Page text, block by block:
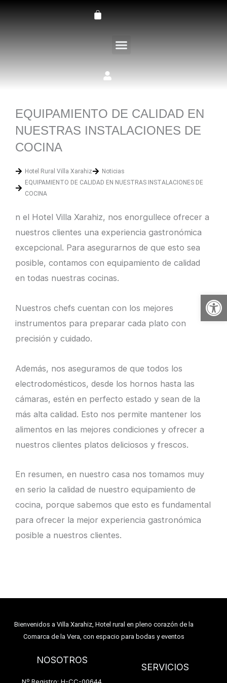
Carrito
EQUIPAMIENTO DE CALIDAD EN
NUESTRAS INSTALACIONES DE
COCINA
Hotel Rural Villa Xarahiz
Noticias
EQUIPAMIENTO DE CALIDAD EN NUESTRAS INSTALACIONES DE
COCINA
n el Hotel Villa Xarahiz, nos enorgullece ofrecer a
nuestros clientes una experiencia gastronómica
excepcional. Para asegurarnos de que esto sea
posible, contamos con equipamiento de calidad
en todas nuestras cocinas.
Nuestros chefs cuentan con los mejores
instrumentos para preparar cada plato con
precisión y cuidado.
Además, nos aseguramos de que todos los
electrodomésticos, desde los hornos hasta las
cámaras, estén en perfecto estado y sean de la
más alta calidad. Esto nos permite mantener los
alimentos en las mejores condiciones y ofrecer a
nuestros clientes platos deliciosos y frescos.
En resumen, en nuestro casa nos tomamos muy
en serio la calidad de nuestro equipamiento de
cocina, porque sabemos que esto es fundamental
para ofrecer la mejor experiencia gastronómica
posible a nuestros clientes.
Bienvenidos a Villa Xarahiz, Hotel rural en pleno corazón de la
Comarca de la Vera, con espacio para bodas y eventos
NOSOTROS
SERVICIOS
Abrir